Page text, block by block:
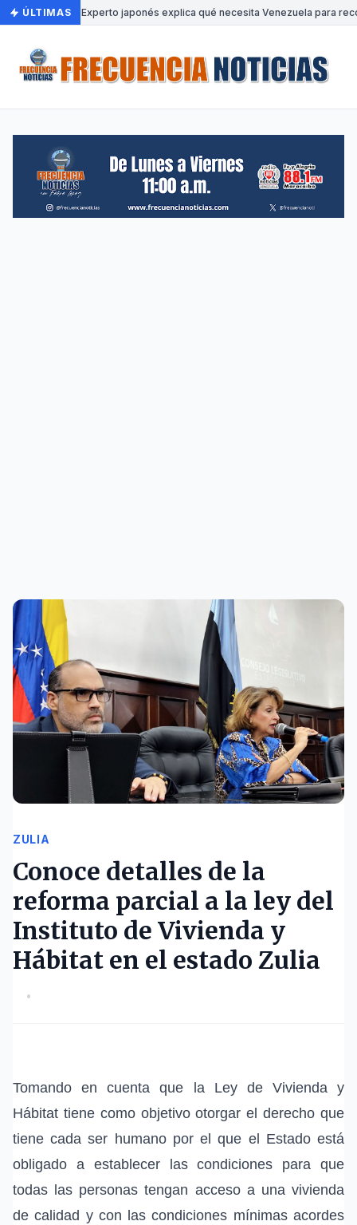
ÚLTIMAS
• Experto japonés explica qué necesita Venezuela para
ZULIA
Conoce detalles de la
reforma parcial a la ley del
Instituto de Vivienda y
Hábitat en el estado Zulia
•
Tomando en cuenta que la Ley de Vivienda y
Hábitat tiene como objetivo otorgar el derecho que
tiene cada ser humano por el que el Estado está
obligado a establecer las condiciones para que
todas las personas tengan acceso a una vivienda
de calidad y con las condiciones mínimas acordes